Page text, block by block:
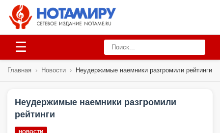
☰
Главная › Новости › Неудержимые наемники разгромили рейтинги
Неудержимые наемники разгромили
рейтинги
НОВОСТИ